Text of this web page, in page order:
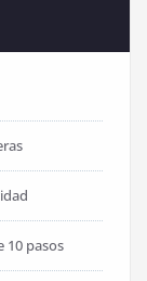
10 pasos